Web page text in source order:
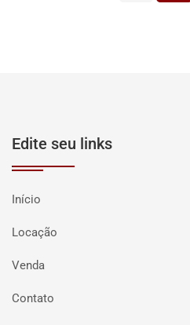
Edite seu links
Início
Locação
Venda
Contato